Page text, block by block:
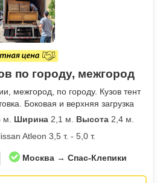
по городу, межгород
межгород, по городу. Кузов тент
Боковая и верхняя загрузка
м. Ширина 2,1 м. Высота 2,4 м.
Atleon 3,5 т. - 5,0 т.
Москва → Спас-Клепики